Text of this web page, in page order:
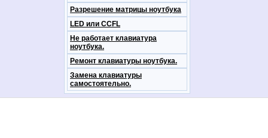
Разрешение матрицы ноутбука
LED или CCFL
Не работает клавиатура
ноутбука.
Ремонт клавиатуры ноутбука.
Замена клавиатуры
самостоятельно.